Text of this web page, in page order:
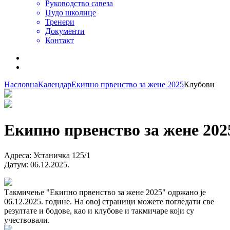
Руководство савеза
Џудо школице
Тренери
Документи
Контакт
НасловнаКалендарЕкипно првенство за жене 2025Клубови
Екипно првенство за жене
Адреса: Устаничка 125/1
Датум: 06.12.2025.
Такмичење "Екипно првенство за жене 2025" одржано је
06.12.2025. године. На овој страници можете погледати све
резултате и бодове, као и клубове и такмичаре који су
учествовали.